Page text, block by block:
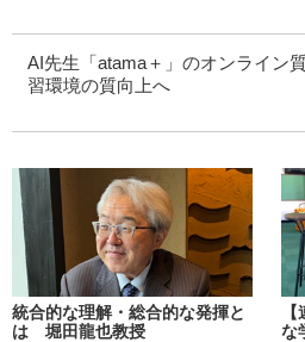
AI先生「atama＋」のオンライ
習環境の質向上へ
統合的な理解・総合的な発揮と
は 堀田龍也教授
な